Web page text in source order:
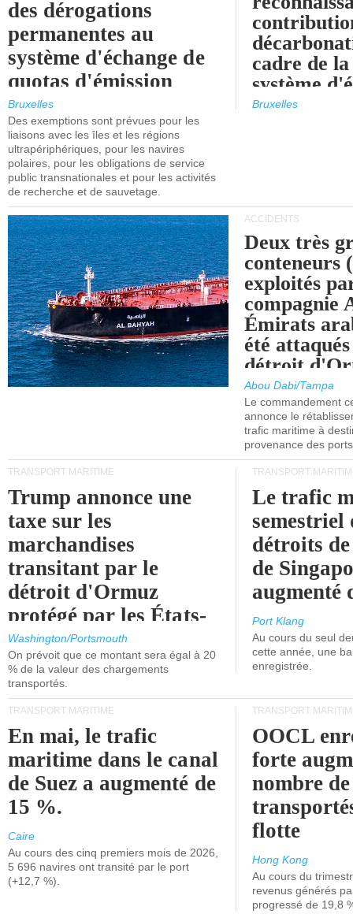
des dérogations
permanentes au
système d'échange de
quotas d'émission
maritimes de l'UE
après 2030.
Bruxelles
Des exemptions sont prévues pour les
liaisons avec les îles et les régions
ultrapériphériques, pour les navires
polaires, pour les obligations de service
public transnationales et pour les activités
de recherche et de sauvetage.
cadre de
système
quotas
Bruxelles
ACCIDENTS
Deux très
conteneurs
exploités
compagnie
Émirats
été
détroit
Abou Dabi/Tampa
Le commandement
annonce le
trafic maritime à
provenance des
TRANSPORT MARITIME
Trump annonce une
taxe sur les
marchandises
transitant par le
détroit d'Ormuz
protégé par les États-
Unis.
Washington/Portsmouth
On prévoit que ce montant sera égal à 20
% de la valeur des chargements
transportés.
TRANSPORT
Le trafic
semestriel
détroits
de
augmenté
Port Klang
Au cours du seul
cette année, une
enregistrée.
TRANSPORT MARITIME
En mai, le trafic
maritime dans le canal
de Suez a augmenté de
15 %.
Caire
Au cours des cinq premiers mois de 2026,
5 696 navires ont transité par le port
(+12,7 %).
TRANSPORT
OOCL
forte
nombre
flotte
Hong Kong
Au cours du
revenus générés
progressé de 19,8